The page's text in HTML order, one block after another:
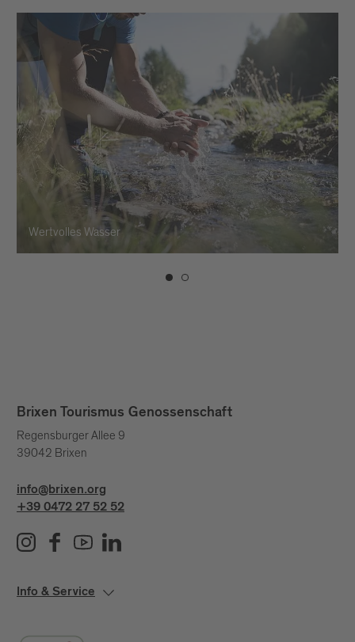
Wertvolles Wasser
Brixen Tourismus Genossenschaft
Regensburger Allee 9
39042 Brixen
info@brixen.org
+39 0472 27 52 52
Info & Service